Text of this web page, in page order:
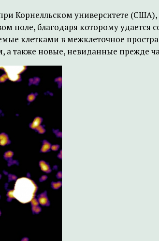
Корнелльском университете
поле, благодаря которому удается
клетками в межклеточное
а также новые, невиданные прежде